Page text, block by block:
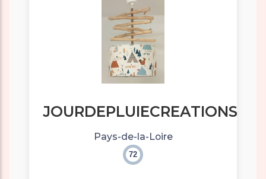
JOURDEPLUIECREATIONS
Pays-de-la-Loire
72